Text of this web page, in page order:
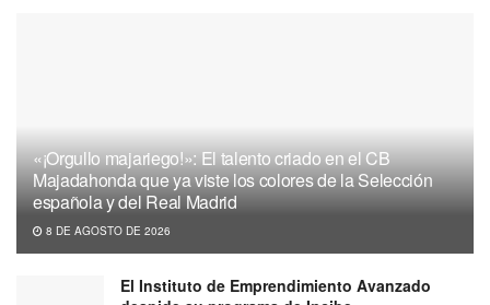
«¡Orgullo majariego!»: El talento criado en el CB
Majadahonda que ya viste los colores de la Selección
española y del Real Madrid
8 DE AGOSTO DE 2026
El Instituto de Emprendimiento Avanzado